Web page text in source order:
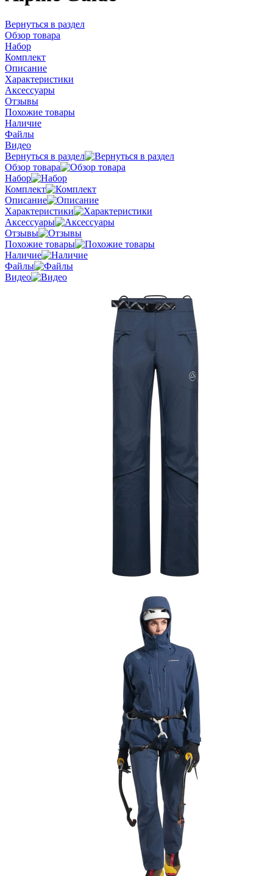
Вернуться в раздел
Обзор товара
Набор
Комплект
Описание
Характеристики
Аксессуары
Отзывы
Похожие товары
Наличие
Файлы
Видео
Вернуться в раздел
Обзор товара
Набор
Комплект
Описание
Характеристики
Аксессуары
Отзывы
Похожие товары
Наличие
Файлы
Видео